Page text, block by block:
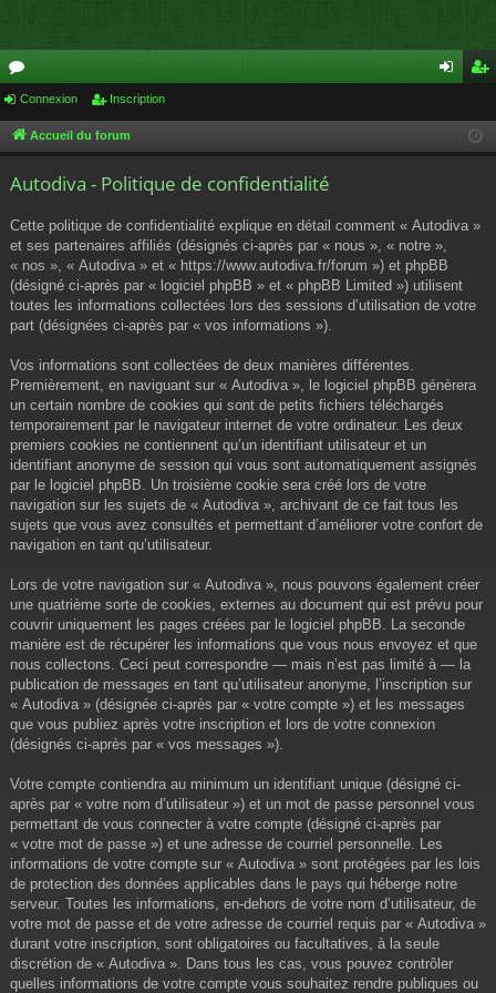
or
u cri
Connexion Inscription
Accueil du forum
Autodiva - Politique de confidentialité
Cette politique de confidentialité explique en détail comment « Autodiva »
et ses partenaires affiliés (désignés ci-après par « nous », « notre »,
« nos », « Autodiva » et « https://www.autodiva.fr/forum ») et phpBB
(désigné ci-après par « logiciel phpBB » et « phpBB Limited ») utilisent
toutes les informations collectées lors des sessions d’utilisation de votre
part (désignées ci-après par « vos informations »).
Vos informations sont collectées de deux manières différentes.
Premièrement, en naviguant sur « Autodiva », le logiciel phpBB génèrera
un certain nombre de cookies qui sont de petits fichiers téléchargés
temporairement par le navigateur internet de votre ordinateur. Les deux
premiers cookies ne contiennent qu’un identifiant utilisateur et un
identifiant anonyme de session qui vous sont automatiquement assignés
par le logiciel phpBB. Un troisième cookie sera créé lors de votre
navigation sur les sujets de « Autodiva », archivant de ce fait tous les
sujets que vous avez consultés et permettant d’améliorer votre confort de
navigation en tant qu’utilisateur.
Lors de votre navigation sur « Autodiva », nous pouvons également créer
une quatrième sorte de cookies, externes au document qui est prévu pour
couvrir uniquement les pages créées par le logiciel phpBB. La seconde
manière est de récupérer les informations que vous nous envoyez et que
nous collectons. Ceci peut correspondre — mais n’est pas limité à — la
publication de messages en tant qu’utilisateur anonyme, l’inscription sur
« Autodiva » (désignée ci-après par « votre compte ») et les messages
que vous publiez après votre inscription et lors de votre connexion
(désignés ci-après par « vos messages »).
Votre compte contiendra au minimum un identifiant unique (désigné ci-
après par « votre nom d’utilisateur ») et un mot de passe personnel vous
permettant de vous connecter à votre compte (désigné ci-après par
« votre mot de passe ») et une adresse de courriel personnelle. Les
informations de votre compte sur « Autodiva » sont protégées par les lois
de protection des données applicables dans le pays qui héberge notre
serveur. Toutes les informations, en-dehors de votre nom d’utilisateur, de
votre mot de passe et de votre adresse de courriel requis par « Autodiva »
durant votre inscription, sont obligatoires ou facultatives, à la seule
discrétion de « Autodiva ». Dans tous les cas, vous pouvez contrôler
quelles informations de votre compte vous souhaitez rendre publiques ou